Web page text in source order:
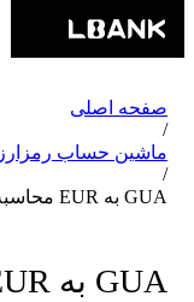
صفحه اصلی
/
ماشین حساب رمزارز
/
GUA به EUR محاسبه نرخ ارز
GUA به EUR محاسبه نرخ ارز